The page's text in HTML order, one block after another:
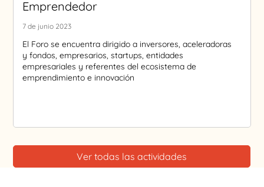
Emprendedor
7 de junio 2023
El Foro se encuentra dirigido a inversores, aceleradoras
y fondos, empresarios, startups, entidades
empresariales y referentes del ecosistema de
emprendimiento e innovación
Ver todas las actividades